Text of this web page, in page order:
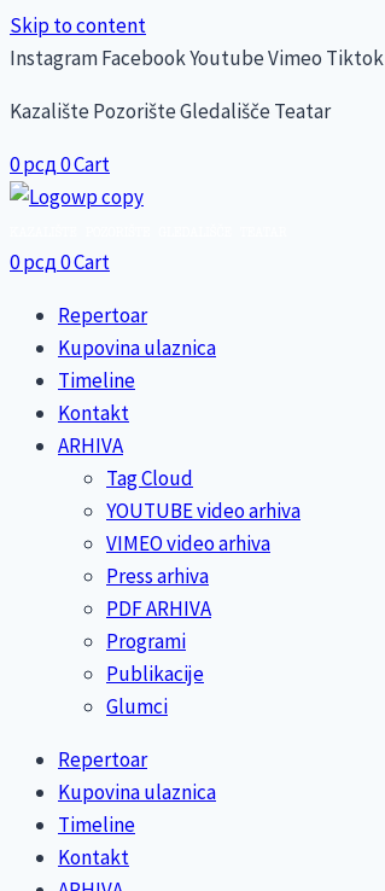
Skip to content
InstagramFacebookYoutubeVimeo Tiktok
Kazalište Pozorište Gledališče Teatar
0рсд0Cart
0рсд0Cart
Repertoar
Kupovina ulaznica
Timeline
Kontakt
ARHIVA
Tag Cloud
YOUTUBE video arhiva
VIMEO video arhiva
Press arhiva
PDF ARHIVA
Programi
Publikacije
Glumci
Repertoar
Kupovina ulaznica
Timeline
Kontakt